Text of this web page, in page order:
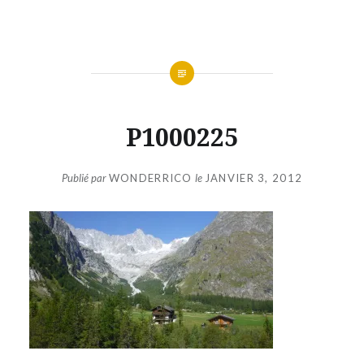
P1000225
Publié parWONDERRICO le JANVIER 3, 2012